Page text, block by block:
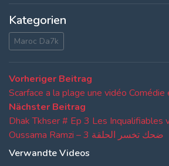
Kategorien
Maroc Da7k
Beitragsnavigation
Vorheriger Beitrag
Beitrag:
Scarface a la plage une vidéo
Nächster Beitrag
Beitrag:
Dhak Tkhser # Ep 3 Les Inqualifiables
Oussama Ramzi – 3 ضحك تخسر الحلقة
Verwandte Videos